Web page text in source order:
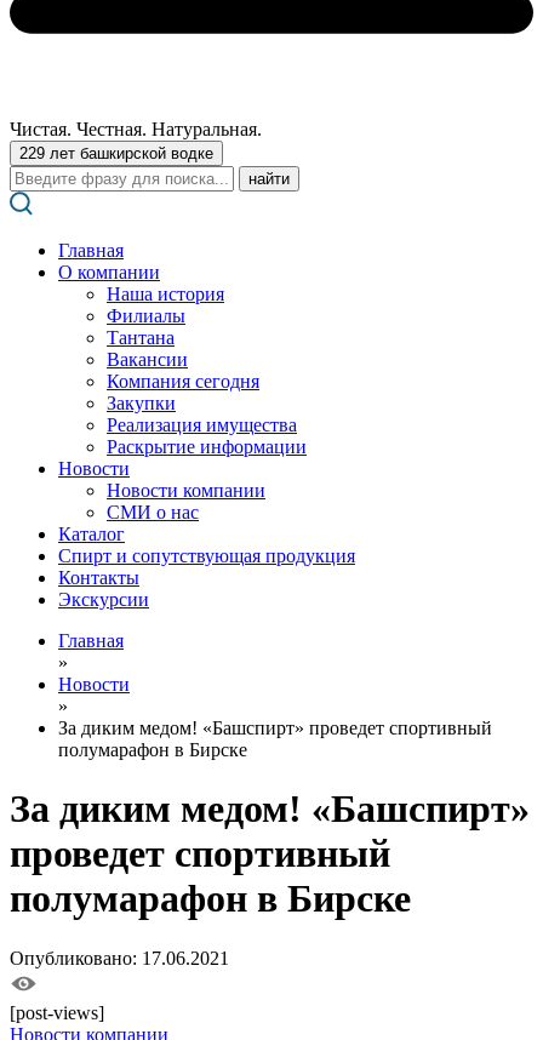
Чистая. Честная. Натуральная.
229 лет башкирской водке
Поиск:
Главная
О компании
Наша история
Филиалы
Тантана
Вакансии
Компания сегодня
Закупки
Реализация имущества
Раскрытие информации
Новости
Новости компании
СМИ о нас
Каталог
Спирт и сопутствующая продукция
Контакты
Экскурсии
Главная
»
Новости
»
За диким медом! «Башспирт» проведет спортивный
полумарафон в Бирске
За диким медом! «Башспирт»
проведет спортивный
полумарафон в Бирске
Опубликовано: 17.06.2021
[post-views]
Новости компании